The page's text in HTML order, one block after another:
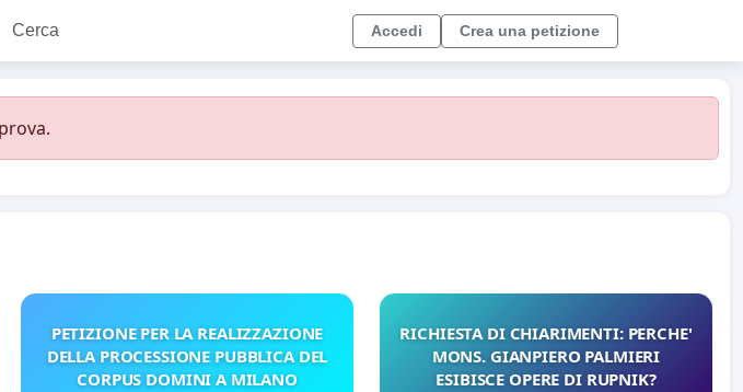
Cerca Accedi Crea una petizione
PETIZIONE PER LA REALIZZAZIONE
DELLA PROCESSIONE PUBBLICA DEL
CORPUS DOMINI A MILANO
RICHIESTA DI CHIARIMENTI: PERCHE'
MONS. GIANPIERO PALMIERI
ESIBISCE OPERE DI RUPNIK?